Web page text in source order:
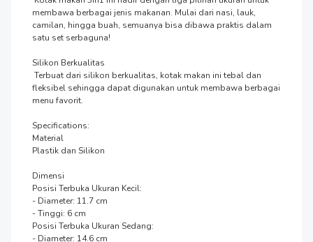
membawa berbagai jenis makanan. Mulai dari nasi, lauk,
camilan, hingga buah, semuanya bisa dibawa praktis dalam
satu set serbaguna!
Silikon Berkualitas
fleksibel sehingga dapat digunakan untuk membawa berbagai
menu favorit.
Specifications:
Material
Plastik dan Silikon
Dimensi
Posisi Terbuka Ukuran Kecil:
- Diameter: 11.7 cm
- Tinggi: 6 cm
Posisi Terbuka Ukuran Sedang:
- Diameter: 14.6 cm